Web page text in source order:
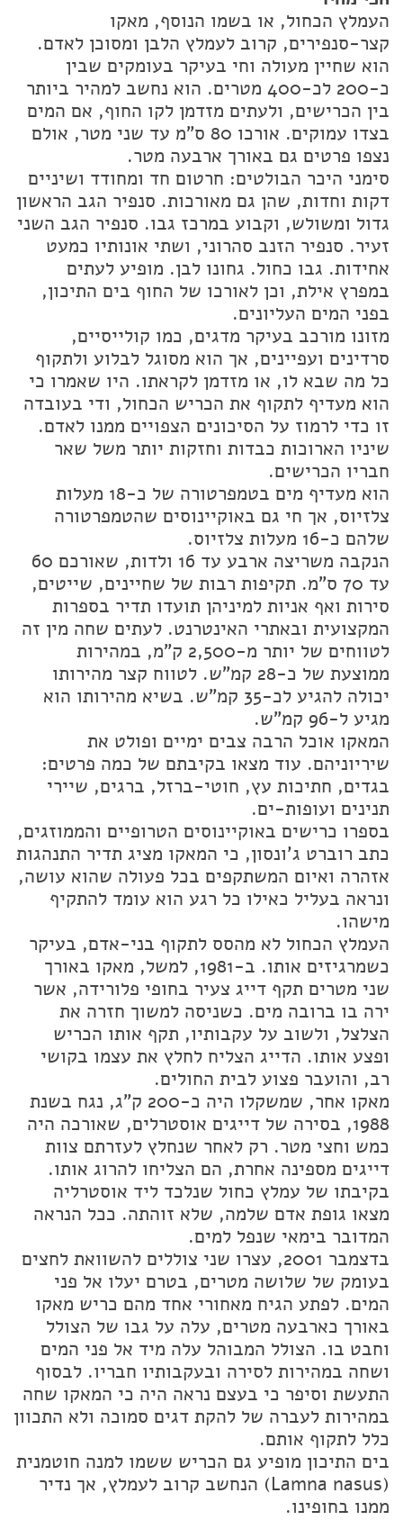
העמלץ הכחול, או בשמו הנוסף, מאקו
קצר-סנפירים, קרוב לעמלץ הלבן ומסוכן לאדם.
הוא שחיין מעולה וחי בעיקר בעומקים שבין
כ-200 לכ-400 מטרים. הוא נחשב למהיר ביותר
בין הכרישים, ולעתים מזדמן לקו החוף, אם המים
בצדו עמוקים. אורכו 80 ס"מ עד שני מטר, אולם
נצפו פרטים גם באורך ארבעה מטר.
סימני היכר הבולטים: חרטום חד ומחודד ושיניים
דקות וחדות, שהן גם מאורכות. סנפיר הגב הראשון
גדול ומשולש, וקבוע במרכז גבו. סנפיר הגב השני
זעיר. סנפיר הזנב סהרוני, ושתי אונותיו כמעט
אחידות. גבו כחול. גחונו לבן. מופיע לעתים
במפרץ אילת, וכן לאורכו של החוף בים התיכון,
בפני המים העליונים.
מזונו מורכב בעיקר מדגים, כמו קולייסיים,
סרדינים ועפיינים, אך הוא מסוגל לבלוע ולתקוף
כל מה שבא לו, או מזדמן לקראתו. היו שאמרו כי
הוא מעדיף לתקוף את הכריש הכחול, ודי בעובדה
זו כדי לרמוז על הסיכונים הצפויים ממנו לאדם.
שיניו הארוכות כבדות וחזקות יותר משל שאר
חבריו הכרישים.
הוא מעדיף מים בטמפרטורה של כ-18 מעלות
צלזיוס, אך חי גם באוקיינוסים שהטמפרטורה
שלהם כ-16 מעלות צלזיוס.
הנקבה משריצה ארבע עד 16 ולדות, שאורכם 60
עד 70 ס"מ. תקיפות רבות של שחיינים, שייטים,
סירות ואף אניות למיניהן תועדו תדיר בספרות
המקצועית ובאתרי האינטרנט. לעתים שחה מין זה
לטווחים של יותר מ-2,500 ק"מ, במהירות
ממוצעת של כ-28 קמ"ש. לטווח קצר מהירותו
יכולה להגיע לכ-35 קמ"ש. בשיא מהירותו הוא
מגיע ל-96 קמ"ש.
המאקו אוכל הרבה צבים ימיים ופולט את
שיריוניהם. עוד מצאו בקיבתם של כמה פרטים:
בגדים, חתיכות עץ, חוטי-ברזל, ברגים, שיירי
תנינים ועופות-ים.
בספרו כרישים באוקיינוסים הטרופיים והממוזגים,
כתב רוברט ג'ונסון, כי המאקו מציג תדיר התנהגות
אזהרה ואיום המשתקפים בכל פעולה שהוא עושה,
ונראה בעליל כאילו כל רגע הוא עומד להתקיף
מישהו.
העמלץ הכחול לא מהסס לתקוף בני-אדם, בעיקר
כשמרגיזים אותו. ב-1981, למשל, מאקו באורך
שני מטרים תקף דייג צעיר בחופי פלורידה, אשר
ירה בו ברובה מים. כשניסה למשוך חזרה את
הצלצל, ולשוב על עקבותיו, תקף אותו הכריש
ופצע אותו. הדייג הצליח לחלץ את עצמו בקושי
רב, והועבר פצוע לבית החולים.
מאקו אחר, שמשקלו היה כ-200 ק"ג, נגח בשנת
1988, בסירה של דייגים אוסטרלים, שאורכה היה
כמש וחצי מטר. רק לאחר שנחלץ לעזרתם צוות
דייגים מספינה אחרת, הם הצליחו להרוג אותו.
בקיבתו של עמלץ כחול שנלכד ליד אוסטרליה
מצאו גופת אדם שלמה, שלא זוהתה. ככל הנראה
המדובר בימאי שנפל למים.
בדצמבר 2001, עצרו שני צוללים להשוואת לחצים
בעומק של שלושה מטרים, בטרם יעלו אל פני
המים. לפתע הגיח מאחורי אחד מהם כריש מאקו
באורך כארבעה מטרים, עלה על גבו של הצולל
וחבט בו. הצולל המבוהל עלה מיד אל פני המים
ושחה במהירות לסירה ובעקבותיו חבריו. לבסוף
התעשת וסיפר כי בעצם נראה היה כי המאקו שחה
במהירות לעברה של להקת דגים סמוכה ולא התכוון
כלל לתקוף אותם.
בים התיכון מופיע גם הכריש ששמו למנה חוטמנית
(Lamna nasus) הנחשב קרוב לעמלץ, אך נדיר
ממנו בחופינו.